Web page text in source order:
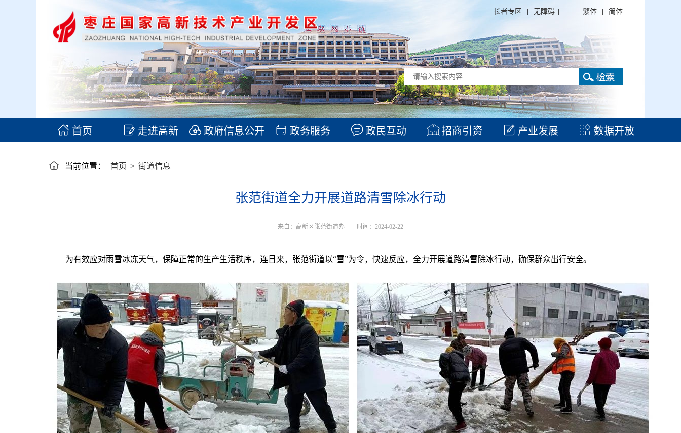
繁体 简体
长者专区 无障碍
首页 走进高新 政府信息公开 政务服务 政民互动 招商引资 产业发展 数据开放
当前位置： 首页 > 街道信息
张范街道全力开展道路清雪除冰行动
来自：高新区张范街道办 时间：2024-02-22
为有效应对雨雪冰冻天气，保障正常的生产生活秩序，连日来，张范街道以“雪”为令，快速反应，全力开展道路清雪除冰行动，确保群众出行安全。